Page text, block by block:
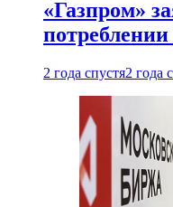
«Газпром»
потреблении
2 года спустя2 года